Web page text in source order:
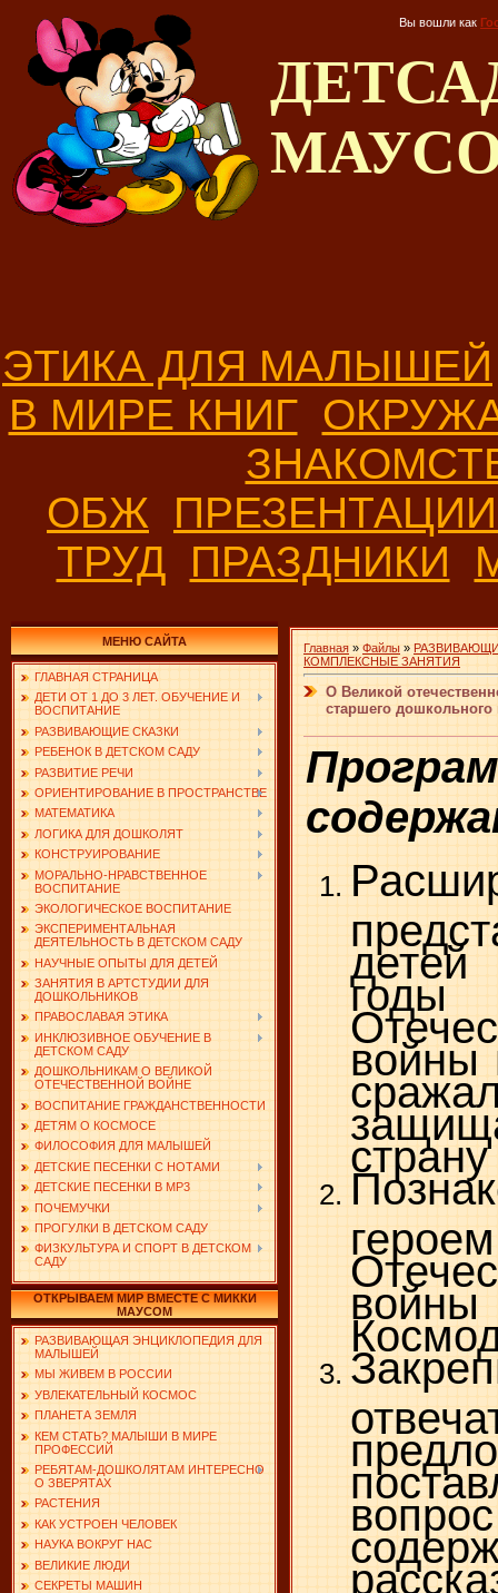
Вы вошли как
ЭТИКА ДЛЯ МАЛЫШЕЙ
В МИРЕ КНИГ
ОБЖ
ТРУД ПРАЗДНИКИ
МЕНЮ САЙТА
ГЛАВНАЯ СТРАНИЦА
ДЕТИ ОТ 1 ДО 3 ЛЕТ. ОБУЧЕНИЕ И
ВОСПИТАНИЕ
РАЗВИВАЮЩИЕ СКАЗКИ
РЕБЕНОК В ДЕТСКОМ САДУ
РАЗВИТИЕ РЕЧИ
ОРИЕНТИРОВАНИЕ В ПРОСТРАНСТВЕ
МАТЕМАТИКА
ЛОГИКА ДЛЯ ДОШКОЛЯТ
КОНСТРУИРОВАНИЕ
МОРАЛЬНО-НРАВСТВЕННОЕ
ВОСПИТАНИЕ
ЭКОЛОГИЧЕСКОЕ ВОСПИТАНИЕ
ЭКСПЕРИМЕНТАЛЬНАЯ
ДЕЯТЕЛЬНОСТЬ В ДЕТСКОМ САДУ
НАУЧНЫЕ ОПЫТЫ ДЛЯ ДЕТЕЙ
ЗАНЯТИЯ В АРТСТУДИИ ДЛЯ
ДОШКОЛЬНИКОВ
ПРАВОСЛАВАЯ ЭТИКА
ИНКЛЮЗИВНОЕ ОБУЧЕНИЕ В
ДЕТСКОМ САДУ
ДОШКОЛЬНИКАМ О ВЕЛИКОЙ
ОТЕЧЕСТВЕННОЙ ВОЙНЕ
ВОСПИТАНИЕ ГРАЖДАНСТВЕННОСТИ
ДЕТЯМ О КОСМОСЕ
ФИЛОСОФИЯ ДЛЯ МАЛЫШЕЙ
ДЕТСКИЕ ПЕСЕНКИ С НОТАМИ
ДЕТСКИЕ ПЕСЕНКИ В MP3
ПОЧЕМУЧКИ
ПРОГУЛКИ В ДЕТСКОМ САДУ
ФИЗКУЛЬТУРА И СПОРТ В ДЕТСКОМ
САДУ
ОТКРЫВАЕМ МИР ВМЕСТЕ С МИККИ
МАУСОМ
РАЗВИВАЮЩАЯ ЭНЦИКЛОПЕДИЯ ДЛЯ
МАЛЫШЕЙ
МЫ ЖИВЕМ В РОССИИ
УВЛЕКАТЕЛЬНЫЙ КОСМОС
ПЛАНЕТА ЗЕМЛЯ
КЕМ СТАТЬ? МАЛЫШИ В МИРЕ
ПРОФЕССИЙ
РЕБЯТАМ-ДОШКОЛЯТАМ ИНТЕРЕСНО
О ЗВЕРЯТАХ
РАСТЕНИЯ
КАК УСТРОЕН ЧЕЛОВЕК
НАУКА ВОКРУГ НАС
ВЕЛИКИЕ ЛЮДИ
СЕКРЕТЫ МАШИН
Главная » Файлы »
КОМПЛЕКСНЫЕ ЗАНЯТИЯ
О Великой
старшего дошкольного
войны
страну